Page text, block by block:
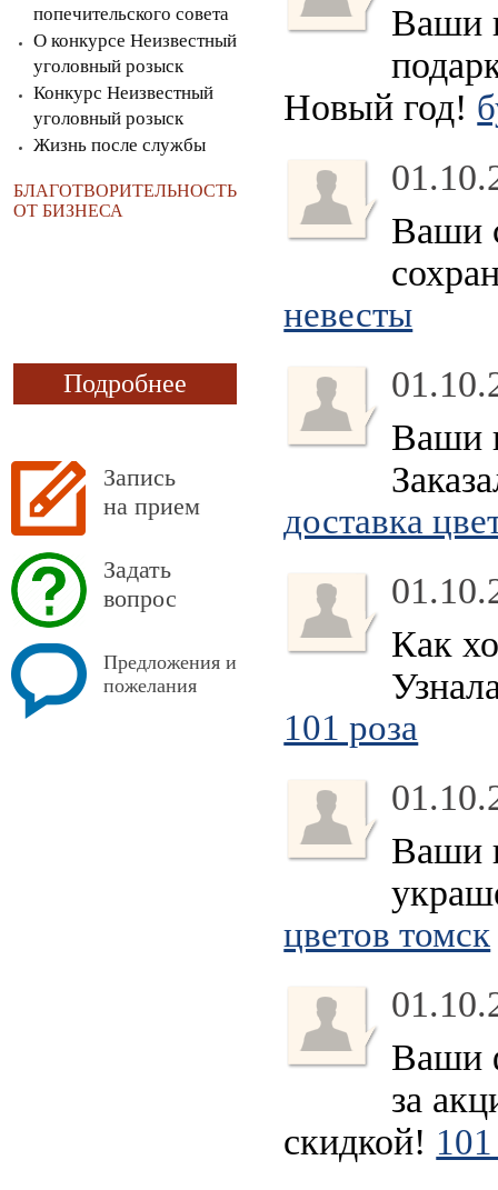
попечительского совета
О конкурсе Неизвестный
уголовный розыск
Конкурс Неизвестный
уголовный розыск
Жизнь после службы
БЛАГОТВОРИТЕЛЬНОСТЬ
ОТ БИЗНЕСА
Подробнее
Запись
на прием
Задать
вопрос
Предложения и
пожелания
Ваши
Новый год!
Ваши
невесты
Ваши
доставка
Как
101 роза
Ваши
цветов томск
Ваши
за
скидкой!